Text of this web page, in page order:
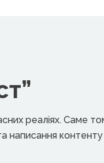
реаліях. Саме
написання контенту